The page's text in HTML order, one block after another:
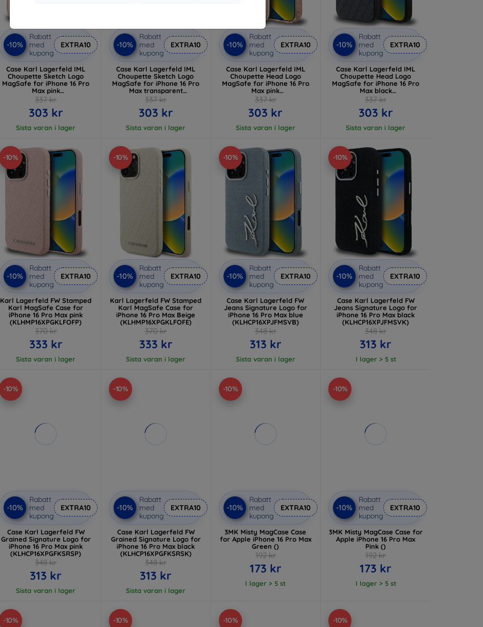
-10%
Rabatt
med
kupong
EXTRA10
Case Karl Lagerfeld IML
Choupette Sketch Logo
MagSafe for iPhone 16 Pro
Max pink
(KLHMP16XHGCHGKBP)
337 kr
303 kr
Sista varan i lager
-10%
Rabatt
med
kupong
EXTRA10
Case Karl Lagerfeld IML
Choupette Sketch Logo
MagSafe for iPhone 16 Pro
Max transparent
(KLHMP16XHGCHGKBT)
337 kr
303 kr
Sista varan i lager
-10%
Rabatt
med
kupong
EXTRA10
Case Karl Lagerfeld IML
Choupette Head Logo
MagSafe for iPhone 16 Pro
Max pink
(KLHMP16XHMKBCHP)
337 kr
303 kr
Sista varan i lager
-10%
Rabatt
med
kupong
EXTRA10
Case Karl Lagerfeld IML
Choupette Head Logo
MagSafe for iPhone 16 Pro
Max black
(KLHMP16XHMKBCHK)
337 kr
303 kr
Sista varan i lager
-10%
-10%
Rabatt
med
kupong
EXTRA10
Karl Lagerfeld FW Stamped
Karl MagSafe Case for
iPhone 16 Pro Max pink
(KLHMP16XPGKLFOFP)
370 kr
333 kr
Sista varan i lager
-10%
-10%
Rabatt
med
kupong
EXTRA10
Karl Lagerfeld FW Stamped
Karl MagSafe Case for
iPhone 16 Pro Max Beige
(KLHMP16XPGKLFOFE)
370 kr
333 kr
Sista varan i lager
-10%
-10%
Rabatt
med
kupong
EXTRA10
Case Karl Lagerfeld FW
Jeans Signature Logo for
iPhone 16 Pro Max blue
(KLHCP16XPJFMSVB)
348 kr
313 kr
Sista varan i lager
-10%
-10%
Rabatt
med
kupong
EXTRA10
Case Karl Lagerfeld FW
Jeans Signature Logo for
iPhone 16 Pro Max black
(KLHCP16XPJFMSVK)
348 kr
313 kr
I lager > 5 st
-10%
-10%
Rabatt
med
kupong
EXTRA10
Case Karl Lagerfeld FW
Grained Signature Logo for
iPhone 16 Pro Max pink
(KLHCP16XPGFKSRSP)
348 kr
313 kr
Sista varan i lager
-10%
-10%
Rabatt
med
kupong
EXTRA10
Case Karl Lagerfeld FW
Grained Signature Logo for
iPhone 16 Pro Max black
(KLHCP16XPGFKSRSK)
348 kr
313 kr
Sista varan i lager
-10%
-10%
Rabatt
med
kupong
EXTRA10
3MK Misty MagCase Case
for Apple iPhone 16 Pro Max
Green ()
192 kr
173 kr
I lager > 5 st
-10%
-10%
Rabatt
med
kupong
EXTRA10
3MK Misty MagCase Case for
Apple iPhone 16 Pro Max
Pink ()
192 kr
173 kr
I lager > 5 st
-10% -10% -10% -10%